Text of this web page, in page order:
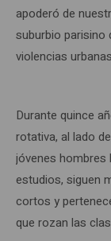
apoderó de
suburbio parisino
violencias
Durante quince
rotativa, al lado
jóvenes hombres
estudios, siguen
cortos y
que rozan las